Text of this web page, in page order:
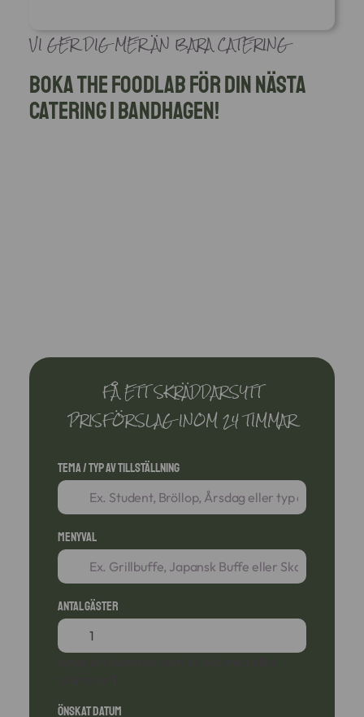
VI GER DIG MER ÄN BARA CATERING
Boka The Foodlab för din nästa
catering i Bandhagen!
FÅ ETT SKRÄDDARSYTT
PRISFÖRSLAG INOM 24 TIMMAR
Tema / Typ av tillställning
Menyval
Antal gäster
Önskat datum